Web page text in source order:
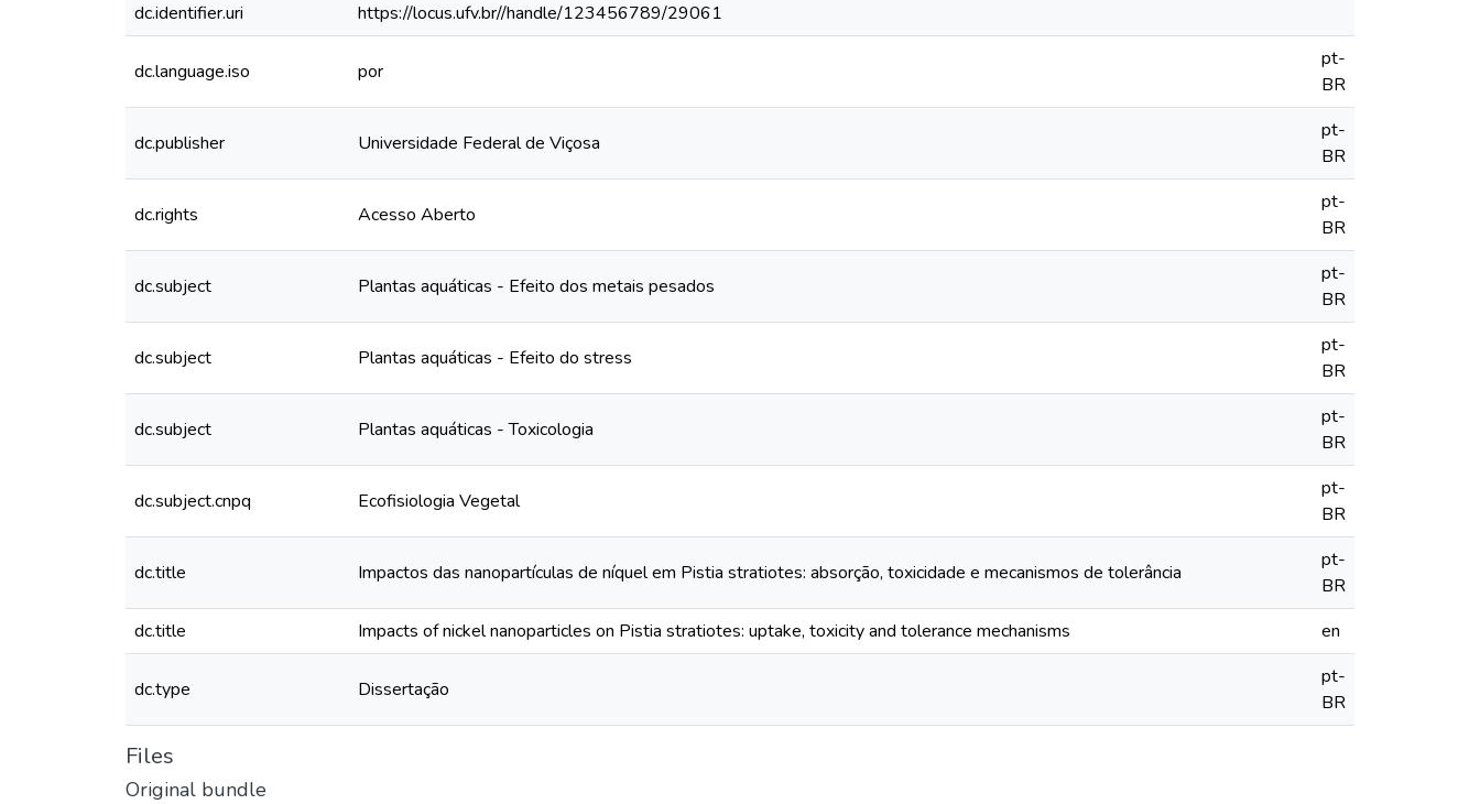
dc.identifier.uri
https://locus.ufv.br//handle/123456789/29061
dc.language.iso por
pt-
BR
dc.publisher Universidade Federal de Viçosa
pt-
BR
dc.rights Acesso Aberto
pt-
BR
dc.subject Plantas aquáticas - Efeito dos metais pesados
pt-
BR
dc.subject Plantas aquáticas - Efeito do stress
pt-
BR
dc.subject Plantas aquáticas - Toxicologia
pt-
BR
dc.subject.cnpq Ecofisiologia Vegetal
pt-
BR
dc.title Impactos das nanopartículas de níquel em Pistia stratiotes: absorção, toxicidade e mecanismos de tolerância
pt-
BR
dc.title
Impacts of nickel nanoparticles on Pistia stratiotes: uptake, toxicity and tolerance mechanisms en
dc.type Dissertação
pt-
BR
Files
Original bundle